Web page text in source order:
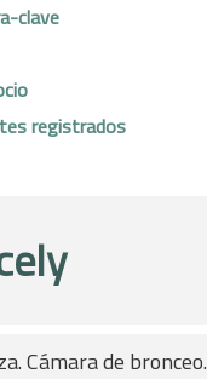
clave
registrados
Cámara de bronceo.